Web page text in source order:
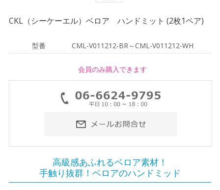
CKL（シーケーエル）ベロア ハンドミット (2枚1ペア)
型番 CML-V011212-BR～CML-V011212-WH
会員のみ購入できます
高級感あふれるベロア素材！
手触り抜群！ベロアのハンドミッド